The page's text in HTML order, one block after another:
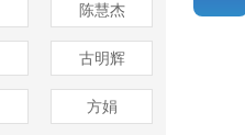
陈慧杰
古明辉
方娟